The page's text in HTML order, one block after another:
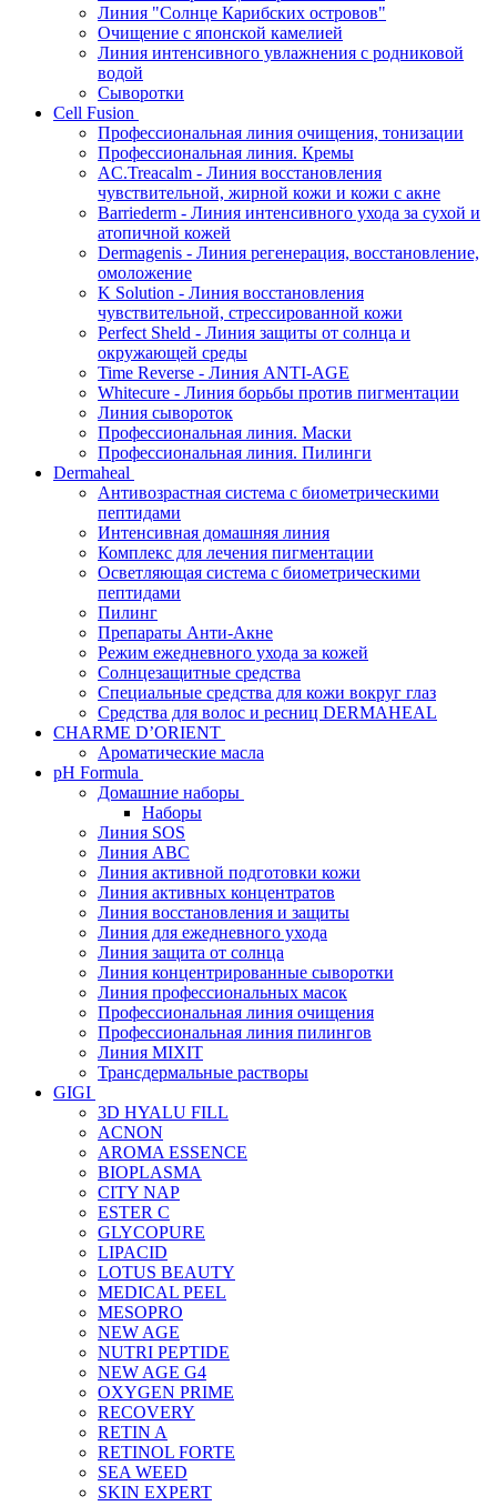
Линия "Солнце Карибских островов"
Очищение с японской камелией
Линия интенсивного увлажнения с родниковой
водой
Сыворотки
Cell Fusion
Профессиональная линия очищения, тонизации
Профессиональная линия. Кремы
AC.Treacalm - Линия восстановления
чувствительной, жирной кожи и кожи с акне
Barriederm - Линия интенсивного ухода за сухой и
атопичной кожей
Dermagenis - Линия регенерация, восстановление,
омоложение
K Solution - Линия восстановления
чувствительной, стрессированной кожи
Perfect Sheld - Линия защиты от солнца и
окружающей среды
Time Reverse - Линия ANTI-AGE
Whitecure - Линия борьбы против пигментации
Линия сывороток
Профессиональная линия. Маски
Профессиональная линия. Пилинги
Dermaheal
Антивозрастная система с биометрическими
пептидами
Интенсивная домашняя линия
Комплекс для лечения пигментации
Осветляющая система с биометрическими
пептидами
Пилинг
Препараты Анти-Акне
Режим ежедневного ухода за кожей
Солнцезащитные средства
Специальные средства для кожи вокруг глаз
Средства для волос и ресниц DERMAHEAL
CHARME D’ORIENT
Ароматические масла
pH Formula
Домашние наборы
Наборы
Линия SOS
Линия АВС
Линия активной подготовки кожи
Линия активных концентратов
Линия восстановления и защиты
Линия для ежедневного ухода
Линия защита от солнца
Линия концентрированные сыворотки
Линия профессиональных масок
Профессиональная линия очищения
Профессиональная линия пилингов
Линия MIXIT
Трансдермальные растворы
GIGI
3D HYALU FILL
ACNON
AROMA ESSENCE
BIOPLASMA
CITY NAP
ESTER C
GLYCOPURE
LIPACID
LOTUS BEAUTY
MEDICAL PEEL
MESOPRO
NEW AGE
NUTRI PEPTIDE
NEW AGE G4
OXYGEN PRIME
RECOVERY
RETIN A
RETINOL FORTE
SEA WEED
SKIN EXPERT